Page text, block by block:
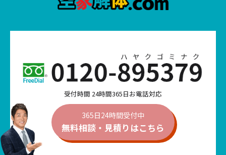
受付時間 24時間365日お電話対応
365日24時間受付中
無料相談・見積りはこちら